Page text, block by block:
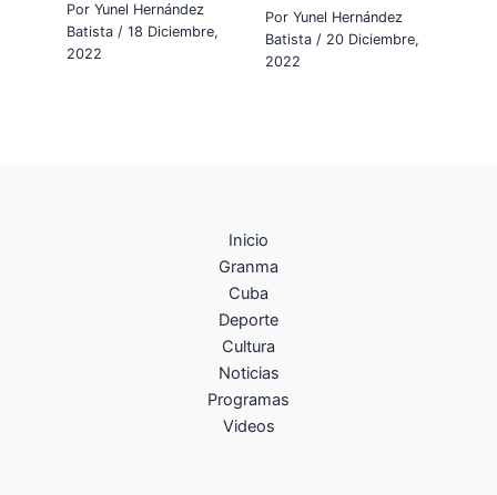
PorYunel Hernández
Batista/18 Diciembre,
2022
Por Yunel Hernández
Batista / 20 Diciembre,
2022
Inicio
Granma
Cuba
Deporte
Cultura
Noticias
Programas
Videos